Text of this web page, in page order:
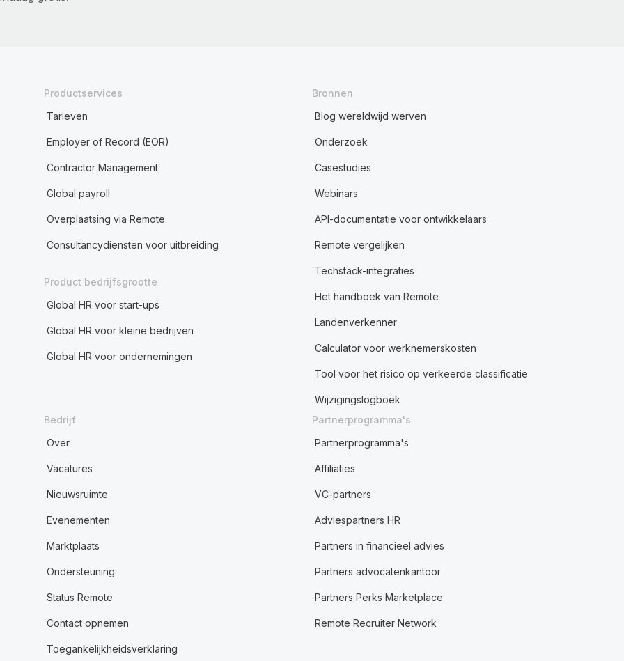
Productservices
Tarieven
Employer of Record (EOR)
Contractor Management
Global payroll
Overplaatsing via Remote
Consultancydiensten voor uitbreiding
Product bedrijfsgrootte
Global HR voor start-ups
Global HR voor kleine bedrijven
Global HR voor ondernemingen
Bronnen
Blog wereldwijd werven
Onderzoek
Casestudies
Webinars
API-documentatie voor ontwikkelaars
Remote vergelijken
Techstack-integraties
Het handboek van Remote
Landenverkenner
Calculator voor werknemerskosten
Tool voor het risico op verkeerde classificatie
Wijzigingslogboek
Bedrijf
Over
Vacatures
Nieuwsruimte
Evenementen
Marktplaats
Ondersteuning
Status Remote
Contact opnemen
Toegankelijkheidsverklaring
Partnerprogramma's
Partnerprogramma's
Affiliaties
VC-partners
Adviespartners HR
Partners in financieel advies
Partners advocatenkantoor
Partners Perks Marketplace
Remote Recruiter Network